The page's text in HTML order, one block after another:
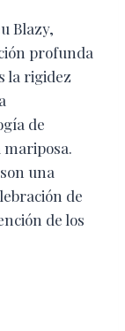
Blazy,
profunda
la rigidez
de
mariposa.
una
de
de los